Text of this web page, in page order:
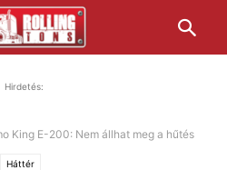
Hirdetés:
King E-200: Nem állhat meg a hűtés
Háttér